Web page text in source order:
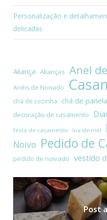
Personalização e
delicadas
Aliança Alianças Anel
Anéis de Noivado
chá de cozinha chá de panela
decoração de casamento
festa de casamento lua de mel
Noivo Pedido de
pedido de noivado vestido
Post